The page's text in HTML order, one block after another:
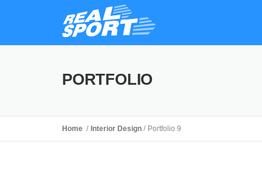
PORTFOLIO
Home Interior Design Portfolio 9